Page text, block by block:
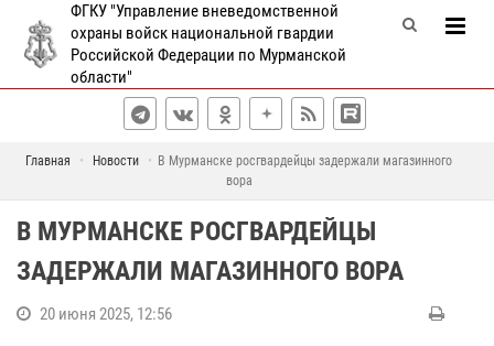
ФГКУ "Управление вневедомственной
охраны войск национальной гвардии
Российской Федерации по Мурманской
области"
Главная Новости
В Мурманске росгвардейцы задержали магазинного
вора
В МУРМАНСКЕ РОСГВАРДЕЙЦЫ
ЗАДЕРЖАЛИ МАГАЗИННОГО ВОРА
20 июня 2025, 12:56